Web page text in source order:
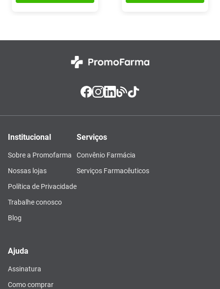
Institucional
Sobre a Promofarma
Nossas lojas
Política de Privacidade
Trabalhe conosco
Blog
Serviços
Convênio Farmácia
Serviços Farmacêuticos
Ajuda
Assinatura
Como comprar